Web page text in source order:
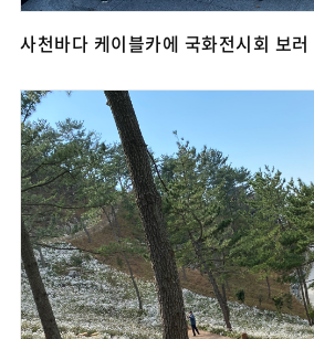
사천바다 케이블카에 국화전시회 보